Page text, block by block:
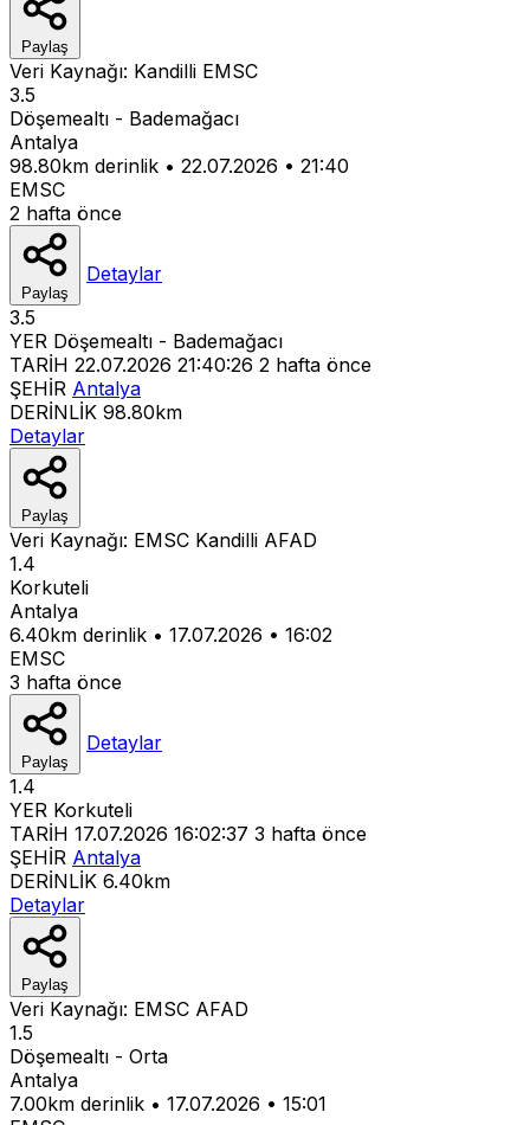
Paylaş
Veri Kaynağı: Kandilli EMSC
3.5
Döşemealtı - Bademağacı
Antalya
98.80km derinlik • 22.07.2026 • 21:40
EMSC
2 hafta önce
Paylaş
Detaylar
3.5
YER Döşemealtı - Bademağacı
TARİH 22.07.2026 21:40:26 2 hafta önce
ŞEHİR Antalya
DERİNLİK 98.80km
Detaylar
Paylaş
Veri Kaynağı: EMSC Kandilli AFAD
1.4
Korkuteli
Antalya
6.40km derinlik • 17.07.2026 • 16:02
EMSC
3 hafta önce
Paylaş
Detaylar
1.4
YER Korkuteli
TARİH 17.07.2026 16:02:37 3 hafta önce
ŞEHİR Antalya
DERİNLİK 6.40km
Detaylar
Paylaş
Veri Kaynağı: EMSC AFAD
1.5
Döşemealtı - Orta
Antalya
7.00km derinlik • 17.07.2026 • 15:01